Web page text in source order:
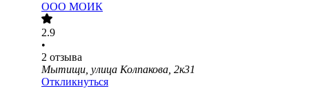
ООО МОИК
2.9
•
2 отзыва
Мытищи, улица Колпакова, 2к31
Откликнуться